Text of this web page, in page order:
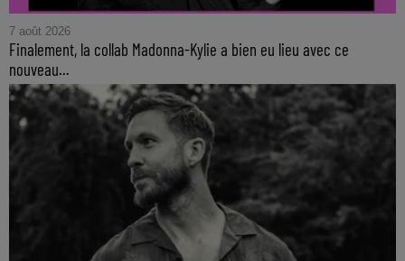
7 août 2026
Finalement, la collab Madonna-Kylie a bien eu lieu avec ce
nouveau...